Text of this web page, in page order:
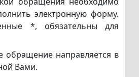
электронную форму.
*, обязательны для
обращение направляется в
Вами.